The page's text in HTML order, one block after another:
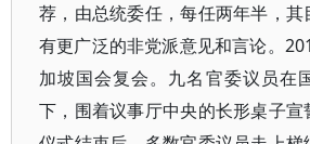
荐，由总统委任，每任两年半，其
有更广泛的非党派意见和言论。
加坡国会复会。九名官委议员在
下，围着议事厅中央的长形桌子宣